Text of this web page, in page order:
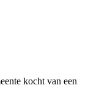
kocht van een